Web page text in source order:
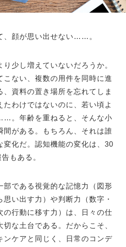
、顔が思い出せない……。
少し増えていないだろうか。
こない、複数の用件を同時に進
資料の置き場所を忘れてしま
たわけではないのに、若い頃よ
。年齢を重ねると、そんな小
間がある。もちろん、それは誰
変化だ。認知機能の変化は、30
もある。
部である視覚的な記憶力（図形
い出す力）や判断力（数字・
の行動に移す力）は、日々の仕
な土台である。だからこそ、
ンケアと同じく、日常のコンデ